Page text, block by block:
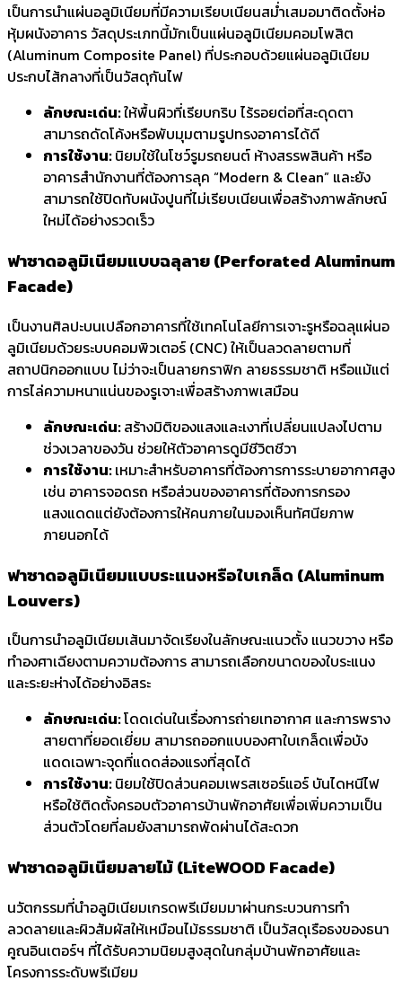
เป็นการนำแผ่นอลูมิเนียมที่มีความเรียบเนียนสม่ำเสมอมาติดตั้งห่อ
หุ้มผนังอาคาร วัสดุประเภทนี้มักเป็นแผ่นอลูมิเนียมคอมโพสิต
(Aluminum Composite Panel) ที่ประกอบด้วยแผ่นอลูมิเนียม
ประกบไส้กลางที่เป็นวัสดุกันไฟ
ลักษณะเด่น:ให้พื้นผิวที่เรียบกริบ ไร้รอยต่อที่สะดุดตา
สามารถดัดโค้งหรือพับมุมตามรูปทรงอาคารได้ดี
การใช้งาน:นิยมใช้ในโชว์รูมรถยนต์ ห้างสรรพสินค้า หรือ
อาคารสำนักงานที่ต้องการลุค “Modern & Clean” และยัง
สามารถใช้ปิดทับผนังปูนที่ไม่เรียบเนียนเพื่อสร้างภาพลักษณ์
ใหม่ได้อย่างรวดเร็ว
ฟาซาดอลูมิเนียมแบบฉลุลาย (Perforated Aluminum
Facade)
เป็นงานศิลปะบนเปลือกอาคารที่ใช้เทคโนโลยีการเจาะรูหรือฉลุแผ่นอ
ลูมิเนียมด้วยระบบคอมพิวเตอร์ (CNC) ให้เป็นลวดลายตามที่
สถาปนิกออกแบบ ไม่ว่าจะเป็นลายกราฟิก ลายธรรมชาติ หรือแม้แต่
การไล่ความหนาแน่นของรูเจาะเพื่อสร้างภาพเสมือน
ลักษณะเด่น:สร้างมิติของแสงและเงาที่เปลี่ยนแปลงไปตาม
ช่วงเวลาของวัน ช่วยให้ตัวอาคารดูมีชีวิตชีวา
การใช้งาน:เหมาะสำหรับอาคารที่ต้องการการระบายอากาศสูง
เช่น อาคารจอดรถ หรือส่วนของอาคารที่ต้องการกรอง
แสงแดดแต่ยังต้องการให้คนภายในมองเห็นทัศนียภาพ
ภายนอกได้
ฟาซาดอลูมิเนียมแบบระแนงหรือใบเกล็ด (Aluminum
Louvers)
เป็นการนำอลูมิเนียมเส้นมาจัดเรียงในลักษณะแนวตั้ง แนวขวาง หรือ
ทำองศาเฉียงตามความต้องการ สามารถเลือกขนาดของใบระแนง
และระยะห่างได้อย่างอิสระ
ลักษณะเด่น:โดดเด่นในเรื่องการถ่ายเทอากาศ และการพราง
สายตาที่ยอดเยี่ยม สามารถออกแบบองศาใบเกล็ดเพื่อบัง
แดดเฉพาะจุดที่แดดส่องแรงที่สุดได้
การใช้งาน:นิยมใช้ปิดส่วนคอมเพรสเซอร์แอร์ บันไดหนีไฟ
หรือใช้ติดตั้งครอบตัวอาคารบ้านพักอาศัยเพื่อเพิ่มความเป็น
ส่วนตัวโดยที่ลมยังสามารถพัดผ่านได้สะดวก
ฟาซาดอลูมิเนียมลายไม้ (LiteWOOD Facade)
นวัตกรรมที่นำอลูมิเนียมเกรดพรีเมียมมาผ่านกระบวนการทำ
ลวดลายและผิวสัมผัสให้เหมือนไม้ธรรมชาติ เป็นวัสดุเรือธงของธนา
คูณอินเตอร์ฯ ที่ได้รับความนิยมสูงสุดในกลุ่มบ้านพักอาศัยและ
โครงการระดับพรีเมียม